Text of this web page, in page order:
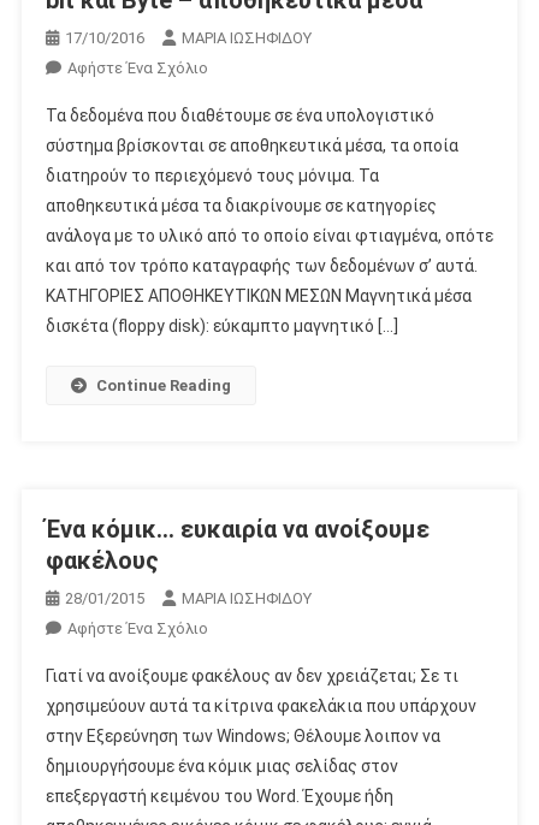
17/10/2016
ΜΑΡΙΑ ΙΩΣΗΦΙΔΟΥ
Αφήστε Ένα ΣχόλιοΓια
Bit
Και
Byte
–
Αποθηκευτικά
Μέσα
Τα δεδομένα που διαθέτουμε σε ένα υπολογιστικό
σύστημα βρίσκονται σε αποθηκευτικά μέσα, τα οποία
διατηρούν το περιεχόμενό τους μόνιμα. Τα
αποθηκευτικά μέσα τα διακρίνουμε σε κατηγορίες
ανάλογα με το υλικό από το οποίο είναι φτιαγμένα, οπότε
και από τον τρόπο καταγραφής των δεδομένων σ’ αυτά.
ΚΑΤΗΓΟΡΙΕΣ ΑΠΟΘΗΚΕΥΤΙΚΩΝ ΜΕΣΩΝ Μαγνητικά μέσα
δισκέτα (floppy disk): εύκαμπτο μαγνητικό […]
Continue Reading
Ένα κόμικ… ευκαιρία να ανοίξουμε
φακέλους
28/01/2015
ΜΑΡΙΑ ΙΩΣΗΦΙΔΟΥ
Αφήστε Ένα ΣχόλιοΓια
Ένα
Κόμικ…
Ευκαιρία
Να
Ανοίξουμε
Φακέλους
Γιατί να ανοίξουμε φακέλους αν δεν χρειάζεται; Σε τι
χρησιμεύουν αυτά τα κίτρινα φακελάκια που υπάρχουν
στην Εξερεύνηση των Windows; Θέλουμε λοιπον να
δημιουργήσουμε ένα κόμικ μιας σελίδας στον
επεξεργαστή κειμένου του Word. Έχουμε ήδη